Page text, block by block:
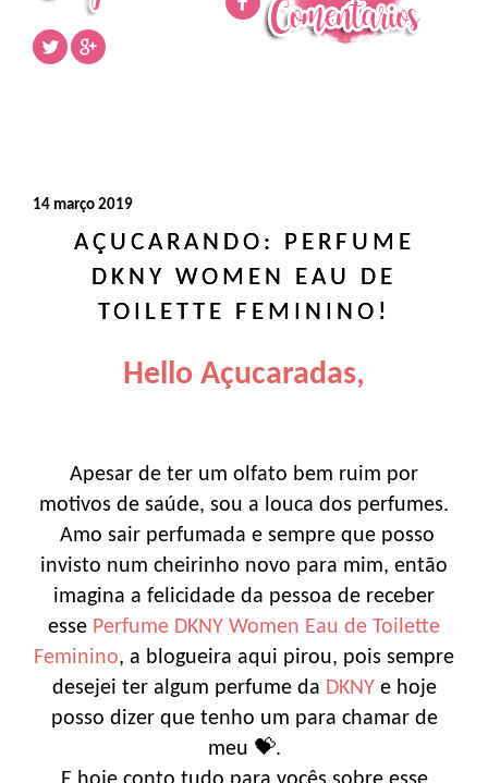
14 março 2019
AÇUCARANDO: PERFUME
DKNY WOMEN EAU DE
TOILETTE FEMININO!
Hello Açucaradas,
Apesar de ter um olfato bem ruim por
motivos de saúde, sou a louca dos perfumes.
Amo sair perfumada e sempre que posso
invisto num cheirinho novo para mim, então
imagina a felicidade da pessoa de receber
esse Perfume DKNY Women Eau de Toilette
Feminino, a blogueira aqui pirou, pois sempre
desejei ter algum perfume da DKNYe hoje
posso dizer que tenho um para chamar de
meu 💝.